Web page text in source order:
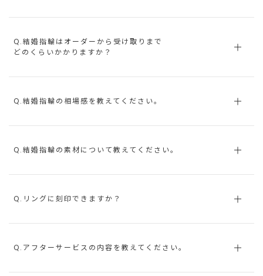
Q.結婚指輪はオーダーから受け取りまで
どのくらいかかりますか？
Q.結婚指輪の相場感を教えてください。
Q.結婚指輪の素材について教えてください。
Q.リングに刻印できますか？
Q.アフターサービスの内容を教えてください。